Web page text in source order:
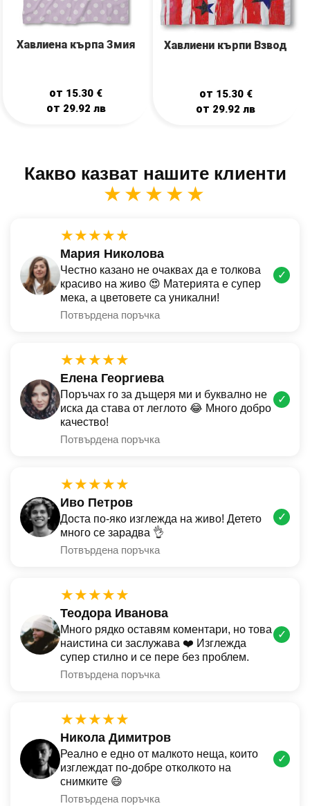
Хавлиена кърпа Змия
от 15.30 €
от 29.92 лв
Хавлиени кърпи Взвод
от 15.30 €
от 29.92лв
Какво казват нашите клиенти
★★★★★
★★★★★
Мария Николова
Честно казано не очаквах да е толкова
красиво на живо 😍 Материята е супер
мека, а цветовете са уникални!
Потвърдена поръчка
✓
★★★★★
Елена Георгиева
Поръчах го за дъщеря ми и буквално не
иска да става от леглото 😂 Много добро
качество!
Потвърдена поръчка
✓
★★★★★
Иво Петров
Доста по-яко изглежда на живо! Детето
много се зарадва 👌
Потвърдена поръчка
✓
★★★★★
Теодора Иванова
Много рядко оставям коментари, но това
наистина си заслужава ❤️ Изглежда
супер стилно и се пере без проблем.
Потвърдена поръчка
✓
★★★★★
Никола Димитров
Реално е едно от малкото неща, които
изглеждат по-добре отколкото на
снимките 😄
Потвърдена поръчка
✓